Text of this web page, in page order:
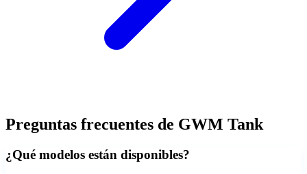
Preguntas frecuentes de GWM Tank
¿Qué modelos están disponibles?